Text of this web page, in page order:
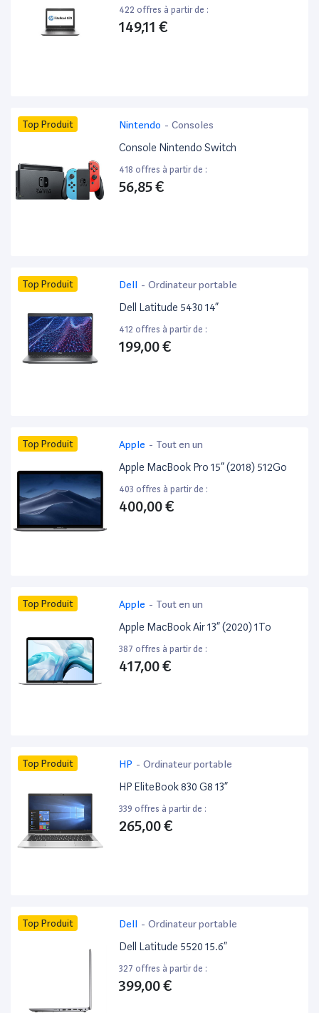
422 offres à partir de :
149,11 €
Top Produit Nintendo - Consoles
Console Nintendo Switch
418 offres à partir de :
56,85 €
Top Produit Dell - Ordinateur portable
Dell Latitude 5430 14”
412 offres à partir de :
199,00 €
Top Produit Apple - Tout en un
Apple MacBook Pro 15” (2018) 512Go
403 offres à partir de :
400,00 €
Top Produit Apple - Tout en un
Apple MacBook Air 13” (2020) 1To
387 offres à partir de :
417,00 €
Top Produit HP - Ordinateur portable
HP EliteBook 830 G8 13”
339 offres à partir de :
265,00 €
Top Produit Dell - Ordinateur portable
Dell Latitude 5520 15.6”
327 offres à partir de :
399,00 €